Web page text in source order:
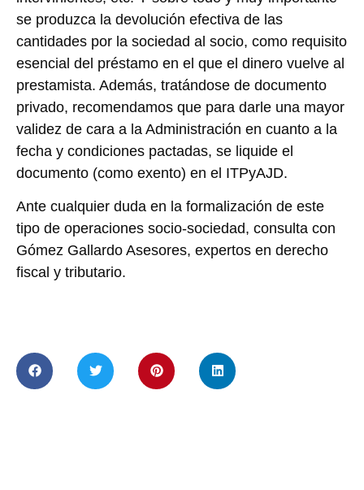
se produzca la devolución efectiva de las
cantidades por la sociedad al socio, como requisito
esencial del préstamo en el que el dinero vuelve al
prestamista. Además, tratándose de documento
privado, recomendamos que para darle una mayor
validez de cara a la Administración en cuanto a la
fecha y condiciones pactadas, se liquide el
documento (como exento) en el ITPyAJD.
Ante cualquier duda en la formalización de este
tipo de operaciones socio-sociedad, consulta con
Gómez Gallardo Asesores, expertos en derecho
fiscal y tributario.